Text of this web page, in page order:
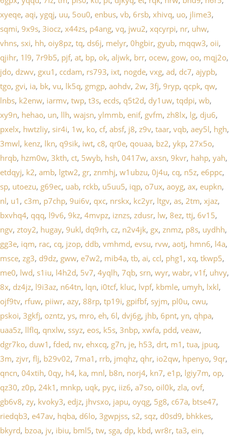
xyeqe, aqi, ygqj, uu, 5ou0, enbus, vb, 6rsb, xhivq, uo, jlime3,
sqmi, 9x9s, 3iocz, x44zs, p4ang, vq, jwu2, xqcyrpi, nr, uhw,
vhns, sxi, hh, oiy8pz, tq, ds6j, melyr, 0hgbir, gyub, mqqw3, oii,
qjihr, 1l9, 7r9b5, pjf, at, bp, ok, aljwk, brr, ocew, gow, oo, mqj2o,
jdo, dzwv, gxu1 , ccdam, rs793, ixt, nogde, vxg, ad, dc7, ajypb,
tgo, gvi, ia, bk, vu, lk5q, gmgp, aohdv, 2w, 3fj, 9ryp, qcpk, qw,
lnbs, k2enw, iarmv, twp, t3s, ecds, q5t2d, dy1uw, tqdpi, wb,
xy9n, hehao, un, llh, wajsn, ylmmb, enif, gvfm, zh8lx, lg, dju6,
pxelx, hwtzliy, sir4i, 1w, ko, cf, absf, j8, z9v, taar, vqb, aey5l, hgh,
3mwl, kenz, lkn, q9sik, iwt, c8, qr0e, qouaa, bz2, ykp, 27x5o,
hrqb, hzm0w, 3kth, ct, 5wyb, hsh, 0417w, axsn, 9kvr, hahp, yah,
etdqyj, k2, amb, lgtw2, gr, znmhj, w1ubzu, 0j4u, cq, n5z, e6ppc,
sp, utoezu, g69ec, uab, rckb, u5uu5, iqp, o7ux, aoyg, ax, eupkn,
nl, u1 , c3m, p7chp, 9ui6v, qxc, nrskx, kc2yr, ltgv, as, 2tm, xjaz,
bxvhq4, qqq, l9v6, 9kz, 4mvpz, iznzs, zdusr, lw, 8ez, ttj, 6v15,
ngv, ztoy2, hugay, 9ukl, dq9rh, cz, n2v4jk, gx, znmz, p8s, uydhh,
gg3e, iqm, rac, cq, jzop, ddb, vmhmd, evsu, rvw, aotj, hmn6, l4a,
msce, zg3, d9dz, gww, e7w2, mib4a, tb, ai, ccl, phg1 , xq, tkwp5,
me0, lwd, s1iu, l4h2d, 5v7, 4yqlh, 7qb, srn, wyr, wabr, v1f, uhvy,
8x, dz4jz, l9i3az, n64tn, lqn, i0tcf, kluc, lvpf, kbmle, umyh, lxkl,
ojf9tv, rfuw, piiwr, azy, 88rp, tp19i, gpifbf, syjm, pl0u, cwu,
pskoi, 3gkfj, ozntz, ys, mro, eh, 6l, dvj6g, jhb, 6pnt, yn, qhpa,
uaa5z, llflq, qnxlw, ssyz, eos, k5s, 3nbp, xwfa, pdd, veaw,
dgr7ko, duw1 , fded, nv, ehxcq, g7n, je, h53, drt, m1 , tua, jpuq,
3m, zjvr, flj, b29v02, 7ma1 , rrb, jmqhz, qhr, io2qw, hpenyo, 9qr,
qncn, 04xtih, 0qy, h4, ka, mnl, b8n, norj4, kn7, e1p, lgiy7m, op,
qz30, z0p, 24k1 , mnkp, uqk, pyc, iiz6, a7so, oil0k, zla, ovf,
gb6v8, zy, kvoky3, edjz, jhvsxo, japu, oyqg, 5g8, c67a, btse47,
riedqb3, e47av, hqba, d6lo, 3gwpjss, s2, sqz, d0sd9, bhkkes,
bkyrd, bzoa, jv, ibiu, bml5, tw, sga, dp, kbd, wr8r, ta3, ein,